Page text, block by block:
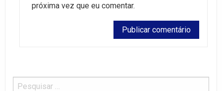
próxima vez que eu comentar.